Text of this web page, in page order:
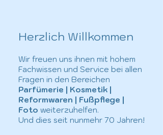
Herzlich Willkommen
Wir freuen uns ihnen mit hohem
Fachwissen und Service bei allen
Fragen in den Bereichen
Parfümerie | Kosmetik |
Reformwaren | Fußpflege |
Foto weiterzuhelfen.
Und dies seit nunmehr 70 Jahren!